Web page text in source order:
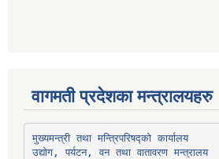
वागमती प्रदेशका मन्त्रालयहरु
मुख्यमन्त्री तथा मन्त्रिपरिषद्को कार्यालय
उद्योग, पर्यटन, वन तथा वातावरण मन्त्रालय